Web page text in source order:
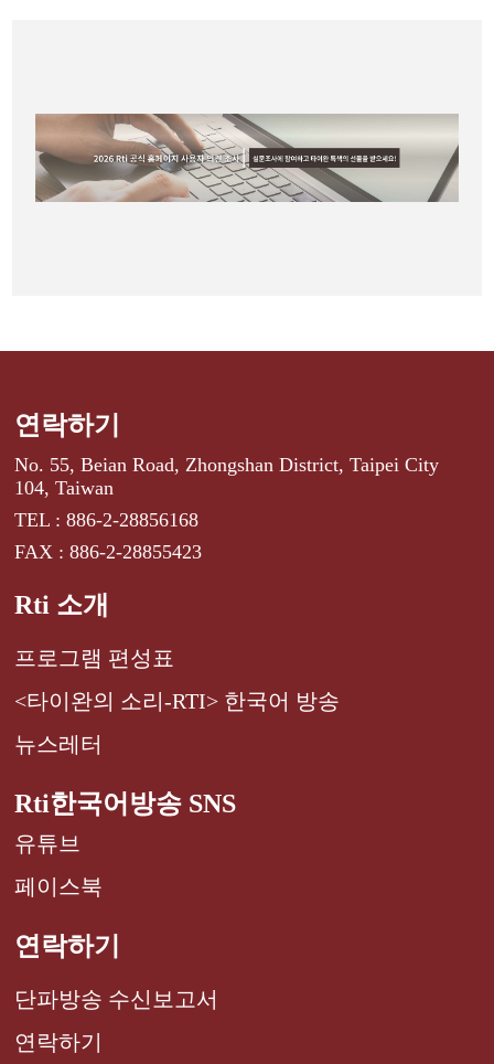
연락하기
No. 55, Beian Road, Zhongshan District, Taipei City
104, Taiwan
TEL : 886-2-28856168
FAX : 886-2-28855423
Rti 소개
프로그램 편성표
<타이완의 소리-RTI> 한국어 방송
뉴스레터
Rti한국어방송 SNS
유튜브
페이스북
연락하기
단파방송 수신보고서
연락하기